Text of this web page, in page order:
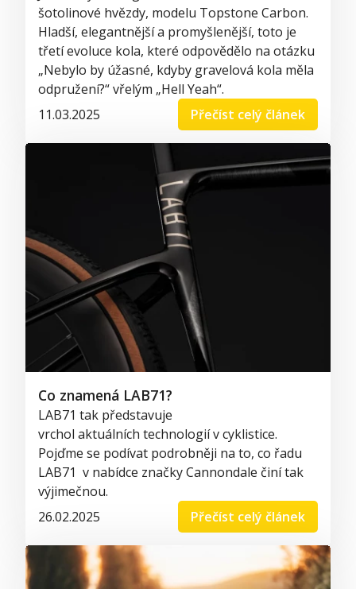
šotolinové hvězdy, modelu Topstone Carbon.
Hladší, elegantnější a promyšlenější, toto je
třetí evoluce kola, které odpovědělo na otázku
„Nebylo by úžasné, kdyby gravelová kola měla
odpružení?“ vřelým „Hell Yeah“.
11.03.2025
Přečíst celý článek
Co znamená LAB71?
LAB71 tak představuje
vrchol aktuálních technologií v cyklistice.
Pojďme se podívat podrobněji na to, co řadu
LAB71 v nabídce značky Cannondale činí tak
výjimečnou.
26.02.2025
Přečíst celý článek